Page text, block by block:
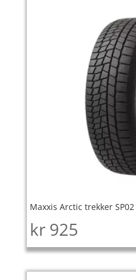
Maxxis Arctic trekker
kr 925